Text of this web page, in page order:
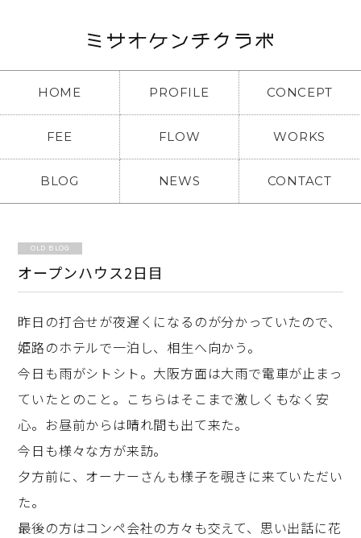
HOME PROFILE CONCEPT
FEE FLOW WORKS
BLOG NEWS CONTACT
OLD BLOG
オープンハウス2日目
昨日の打合せが夜遅くになるのが分かっていたので、
姫路のホテルで一泊し、相生へ向かう。
今日も雨がシトシト。大阪方面は大雨で電車が止まっ
ていたとのこと。こちらはそこまで激しくもなく安
心。お昼前からは晴れ間も出て来た。
今日も様々な方が来訪。
夕方前に、オーナーさんも様子を覗きに来ていただい
た。
最後の方はコンペ会社の方々も交えて、思い出話に花